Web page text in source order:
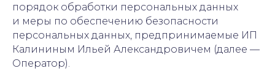
порядок обработки персональных данных
и меры по обеспечению безопасности
персональных данных, предпринимаемые ИП
Калининым Ильей Александровичем (далее —
Оператор).